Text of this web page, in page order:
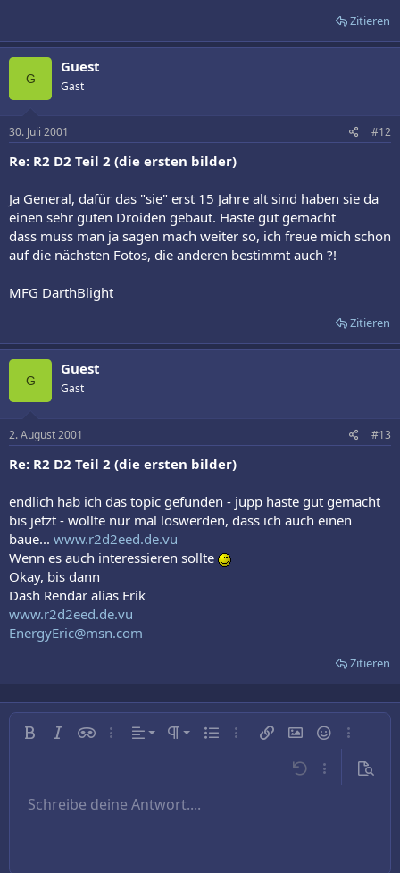
Zitieren
G
Guest
Gast
30. Juli 2001 #12
Re: R2 D2 Teil 2 (die ersten bilder)
Ja General, dafür das "sie" erst 15 Jahre alt sind haben sie da
einen sehr guten Droiden gebaut. Haste gut gemacht
dass muss man ja sagen mach weiter so, ich freue mich schon
auf die nächsten Fotos, die anderen bestimmt auch ?!
MFG DarthBlight
Zitieren
G
Guest
Gast
2. August 2001 #13
Re: R2 D2 Teil 2 (die ersten bilder)
endlich hab ich das topic gefunden - jupp haste gut gemacht
bis jetzt - wollte nur mal loswerden, dass ich auch einen
baue... www.r2d2eed.de.vu
Wenn es auch interessieren sollte
Okay, bis dann
Dash Rendar alias Erik
www.r2d2eed.de.vu
EnergyEric@msn.com
Zitieren
Fett KursivInline-Spoiler
Weitere…Ausrichtung
Linksbündig
Absatzformatierung
Normal
Überschrift 2
Ungeordnete Liste
Weitere…Link einfügen
Bild einfügen
SmileysWeitere…
Rückgängig
Weitere…
Schriftgröße
9
TextfarbeSchriftfamilie
Arial
Durchgestrichen
Unterstrichen
Inline-Code
Nummerierte Liste
ZitatMedienTabelle einfügen
Horizontale Linie einfügen
SpoilerCode
Wiederholen
BBCode umschalten
Formatierung entfernen
EntwürfeEntwurf speichern
Schreibe deine Antwort....